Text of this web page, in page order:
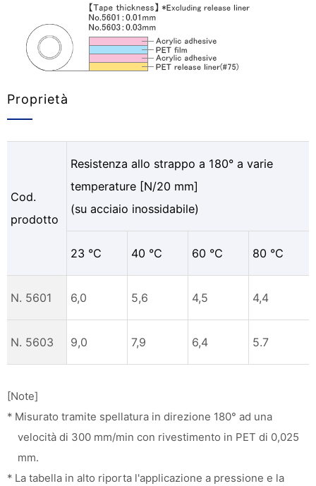
Proprietà
Cod.
prodotto
Resistenza allo strappo a 180° a varie
temperature [N/20 mm]
(su acciaio inossidabile)
23 °C 40 °C 60 °C 80 °C
N. 5601 6,0 5,6 4,5 4,4
N. 5603 9,0 7,9 6,4 5.7
[Note]
* Misurato tramite spellatura in direzione 180° ad una
velocità di 300 mm/min con rivestimento in PET di 0,025
mm.
* La tabella in alto riporta l'applicazione a pressione e la